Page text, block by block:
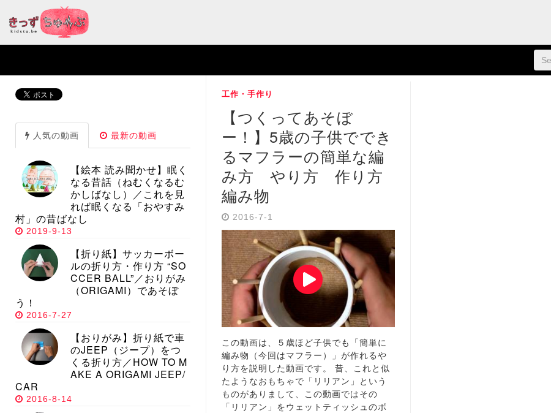
工作・手作り
【つくってあそぼ
ー！】5歳の子供ででき
るマフラーの簡単な編
み方 やり方 作り方
編み物
2016-7-1
この動画は、５歳ほど子供でも「簡単に
編み物（今回はマフラー）」が作れるや
り方を説明した動画です。 昔、これと似
たようなおもちゃで「リリアン」という
ものがありまして、この動画ではその
「リリアン」をウェットティッシュのボ
人気の動画 最新の動画
【絵本 読み聞かせ】眠く
なる昔話（ねむくなるむ
かしばなし）／これを見
れば眠くなる「おやすみ
村」の昔ばなし
2019-9-13
【折り紙】サッカーボー
ルの折り方・作り方 “SO
CCER BALL”／おりがみ
（ORIGAMI）であそぼ
う！
2016-7-27
【おりがみ】折り紙で車
のJEEP（ジープ）をつ
くる折り方／HOW TO M
AKE A ORIGAMI JEEP/
CAR
2016-8-14